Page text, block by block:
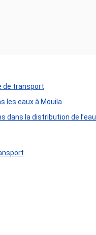
de transport
les eaux à Mouila
dans la distribution de l’eau